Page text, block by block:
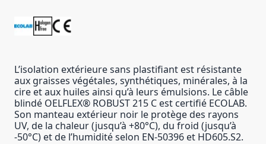
L’isolation extérieure sans plastifiant est résistante
aux graisses végétales, synthétiques, minérales, à la
cire et aux huiles ainsi qu’à leurs émulsions. Le câble
blindé OELFLEX® ROBUST 215 C est certifié ECOLAB.
Son manteau extérieur noir le protège des rayons
UV, de la chaleur (jusqu’à +80°C), du froid (jusqu’à
-50°C) et de l’humidité selon EN-50396 et HD605.S2.